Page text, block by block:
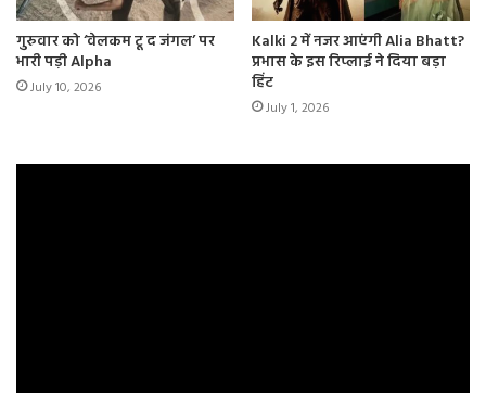
गुरुवार को ‘वेलकम टू द जंगल’ पर
भारी पड़ी Alpha
July 10, 2026
Kalki 2 में नजर आएंगी Alia Bhatt?
प्रभास के इस रिप्लाई ने दिया बड़ा
हिंट
July 1, 2026